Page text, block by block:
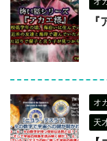
オ
天